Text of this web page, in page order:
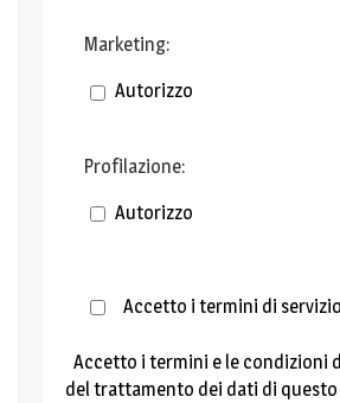
Marketing:
Autorizzo
Profilazione:
Autorizzo
Accetto i termini di servizio
Accetto i termini e le condizioni
del trattamento dei dati di